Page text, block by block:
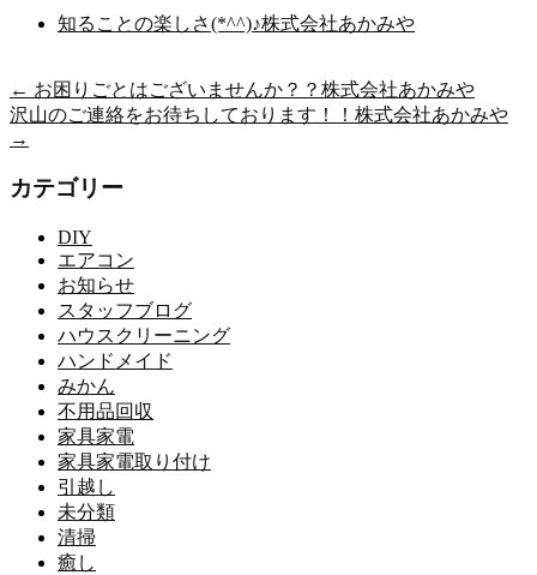
知ることの楽しさ(*^^)♪株式会社あかみや
← お困りごとはございませんか？？株式会社あかみや
沢山のご連絡をお待ちしております！！株式会社あかみや
→
カテゴリー
DIY
エアコン
お知らせ
スタッフブログ
ハウスクリーニング
ハンドメイド
みかん
不用品回収
家具家電
家具家電取り付け
引越し
未分類
清掃
癒し